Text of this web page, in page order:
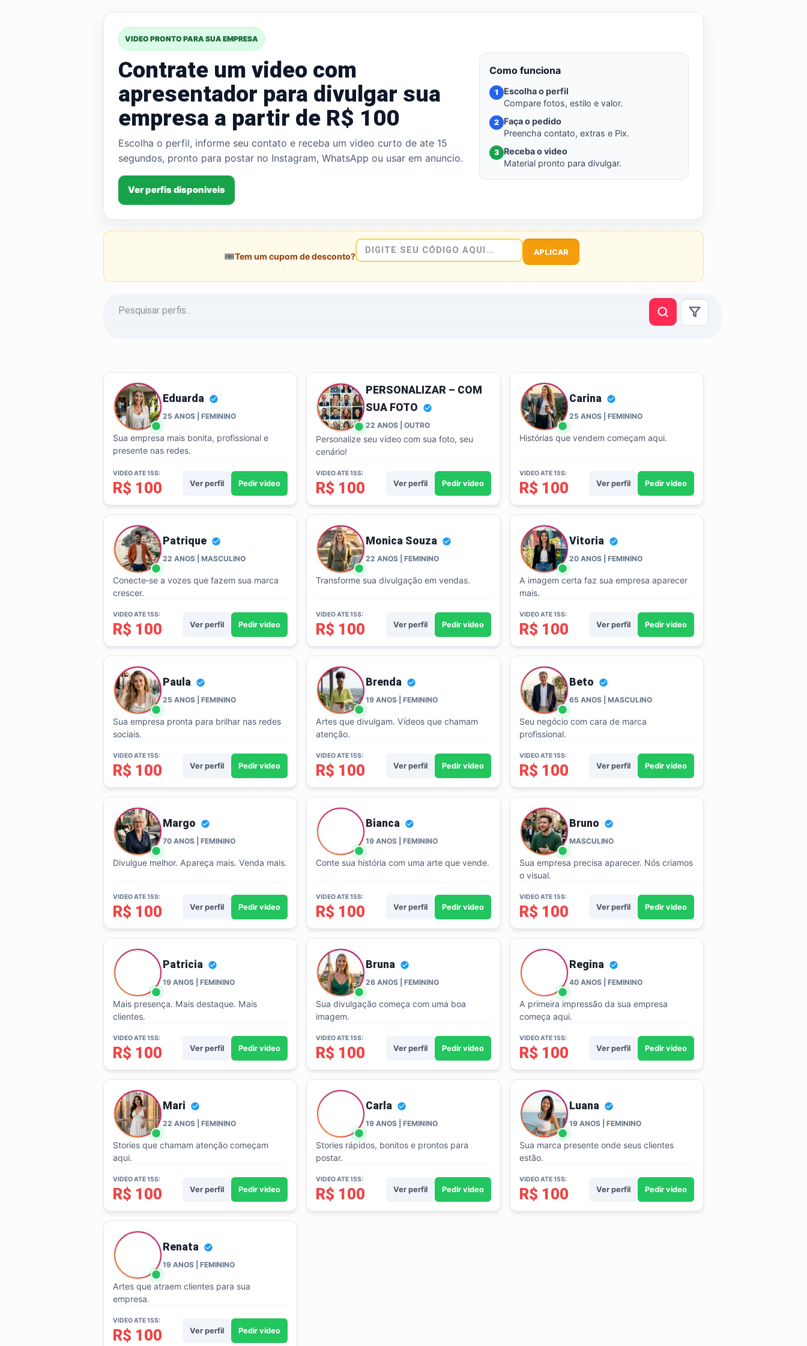
VIDEO PRONTO PARA SUA EMPRESA
Contrate um video com
apresentador para divulgar sua
empresa a partir de R$ 100
Escolha o perfil, informe seu contato e receba um video curto de ate 15
segundos, pronto para postar no Instagram, WhatsApp ou usar em anuncio.
Ver perfis disponiveis
Como funciona
1
Escolha o perfil
Compare fotos, estilo e valor.
2 Faça o pedido
Preencha contato, extras e Pix.
3 Receba o video
Material pronto para divulgar.
🎟️Tem um cupom de desconto? APLICAR
Eduarda
25 ANOS | FEMININO
Sua empresa mais bonita, profissional e
presente nas redes.
VIDEO ATE 15S:
R$ 100 Ver perfil Pedir video
PERSONALIZAR – COM
SUA FOTO
22 ANOS | OUTRO
Personalize seu vídeo com sua foto, seu
cenário!
VIDEO ATE 15S:
R$ 100 Ver perfil Pedir video
Carina
25 ANOS | FEMININO
Histórias que vendem começam aqui.
VIDEO ATE 15S:
R$ 100 Ver perfil Pedir video
Patrique
22 ANOS | MASCULINO
Conecte‑se a vozes que fazem sua marca
crescer.
VIDEO ATE 15S:
R$ 100 Ver perfil Pedir video
Monica Souza
22 ANOS | FEMININO
Transforme sua divulgação em vendas.
VIDEO ATE 15S:
R$ 100 Ver perfil Pedir video
Vitoria
20 ANOS | FEMININO
A imagem certa faz sua empresa aparecer
mais.
VIDEO ATE 15S:
R$ 100 Ver perfil Pedir video
Paula
25 ANOS | FEMININO
Sua empresa pronta para brilhar nas redes
sociais.
VIDEO ATE 15S:
R$ 100 Ver perfil Pedir video
Brenda
19 ANOS | FEMININO
Artes que divulgam. Vídeos que chamam
atenção.
VIDEO ATE 15S:
R$ 100 Ver perfil Pedir video
Beto
65 ANOS | MASCULINO
Seu negócio com cara de marca
profissional.
VIDEO ATE 15S:
R$ 100 Ver perfil Pedir video
Margo
70 ANOS | FEMININO
Divulgue melhor. Apareça mais. Venda mais.
VIDEO ATE 15S:
R$ 100 Ver perfil Pedir video
Bianca
19 ANOS | FEMININO
Conte sua história com uma arte que vende.
VIDEO ATE 15S:
R$ 100 Ver perfil Pedir video
Bruno
MASCULINO
Sua empresa precisa aparecer. Nós criamos
o visual.
VIDEO ATE 15S:
R$ 100 Ver perfil Pedir video
Patricia
19 ANOS | FEMININO
Mais presença. Mais destaque. Mais
clientes.
VIDEO ATE 15S:
R$ 100 Ver perfil Pedir video
Bruna
26 ANOS | FEMININO
Sua divulgação começa com uma boa
imagem.
VIDEO ATE 15S:
R$ 100 Ver perfil Pedir video
Regina
40 ANOS | FEMININO
A primeira impressão da sua empresa
começa aqui.
VIDEO ATE 15S:
R$ 100 Ver perfil Pedir video
Mari
22 ANOS | FEMININO
Stories que chamam atenção começam
aqui.
VIDEO ATE 15S:
R$ 100 Ver perfil Pedir video
Carla
19 ANOS | FEMININO
Stories rápidos, bonitos e prontos para
postar.
VIDEO ATE 15S:
R$ 100 Ver perfil Pedir video
Luana
19 ANOS | FEMININO
Sua marca presente onde seus clientes
estão.
VIDEO ATE 15S:
R$ 100 Ver perfil Pedir video
Renata
19 ANOS | FEMININO
Artes que atraem clientes para sua
empresa.
VIDEO ATE 15S:
R$ 100 Ver perfil Pedir video